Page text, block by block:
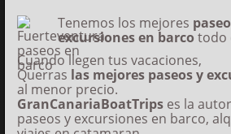
Tenemos los mejores
excursiones en barco todo
Cuando llegen tus vacaciones,
Querras las mejores paseos y
al menor precio.
GranCanariaBoatTrips es la
paseos y excursiones en barco,